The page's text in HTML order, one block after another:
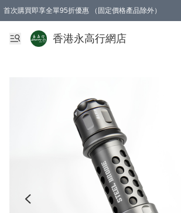
首次購買即享全單95折優惠 （固定價格產品除外）
澳門地區購物滿$800免運費
香港地區購物滿$600免運費
購買滿HK$1000即可免費獲得一個GEARLEX Small
香港永高行網店